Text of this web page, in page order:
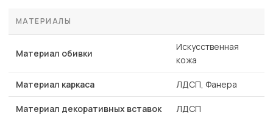
МАТЕРИАЛЫ
Материал обивки
Искусственная
кожа
Материал каркаса ЛДСП, Фанера
Материал декоративных вставок ЛДСП